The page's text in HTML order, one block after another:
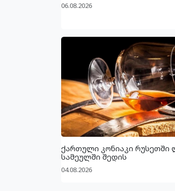
06.08.2026
ქართული კონიაკი
სამეულში შედის
04.08.2026